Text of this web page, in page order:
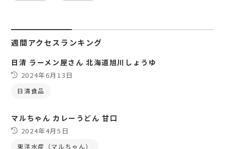
週間アクセスランキング
日清 ラーメン屋さん 北海道旭川しょうゆ
2024年6月13日
日清食品
マルちゃん カレーうどん 甘口
2024年4月5日
東洋水産（マルちゃん）